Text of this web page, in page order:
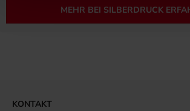
MEHR BEI SILBERDRUCK
KONTAKT